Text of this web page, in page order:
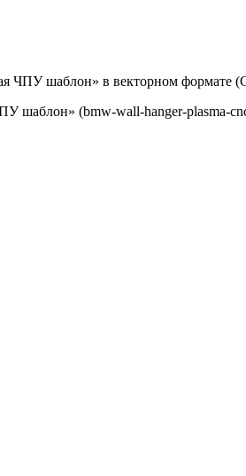
ЧПУ шаблон» в векторном формате
шаблон» (bmw-wall-hanger-plasma-